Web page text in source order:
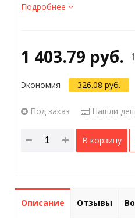
Подробнее
1 403.79 руб.
Экономия 326.08 руб.
Под заказ Нашли
В корзину
Описание Отзывы